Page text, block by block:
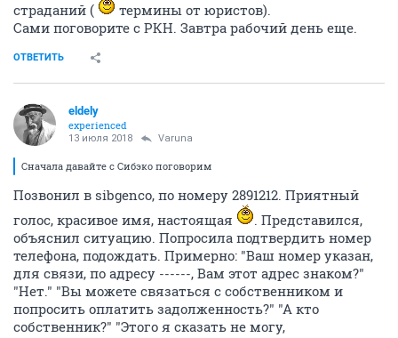
страданий (
термины от юристов).
Сами поговорите с РКН. Завтра рабочий день еще.
ОТВЕТИТЬ
eldely
experienced
13 июля 2018 Varuna
Сначала давайте с Сибэко поговорим
Позвонил в sibgenco, по номеру 2891212. Приятный
голос, красивое имя, настоящая
. Представился,
объяснил ситуацию. Попросила подтвердить номер
телефона, подождать. Примерно: "Ваш номер указан,
для связи, по адресу ------, Вам этот адрес знаком?"
"Нет." "Вы можете связаться с собственником и
попросить оплатить задолженность?" "А кто
собственник?" "Этого я сказать не могу,